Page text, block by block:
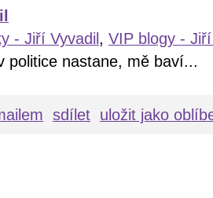
- Jiří Vyvadil , VIP blogy -
politice nastane, mě baví...
sdílet uložit jako